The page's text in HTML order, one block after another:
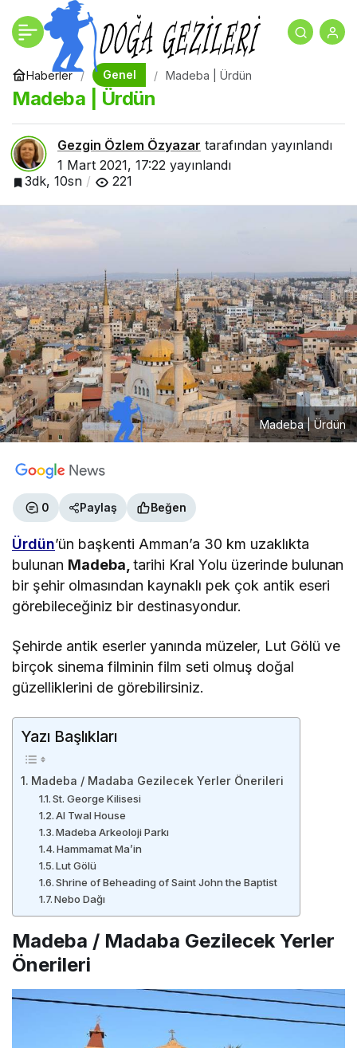
Haberler Genel Madeba | Ürdün
Madeba | Ürdün
Gezgin Özlem Özyazar tarafından yayınlandı
1 Mart 2021, 17:22 yayınlandı
3dk, 10sn
221
Madeba | Ürdün
0 Paylaş Beğen
Ürdün’ün başkenti Amman’a 30 km uzaklıkta
bulunan Madeba,tarihi Kral Yolu üzerinde bulunan
bir şehir olmasından kaynaklı pek çok antik eseri
görebileceğiniz bir destinasyondur.
Şehirde antik eserler yanında müzeler, Lut Gölü ve
birçok sinema filminin film seti olmuş doğal
güzelliklerini de görebilirsiniz.
Yazı Başlıkları
Madeba / Madaba Gezilecek Yerler Önerileri
St. George Kilisesi
Al Twal House
Madeba Arkeoloji Parkı
Hammamat Ma’in
Lut Gölü
Shrine of Beheading of Saint John the Baptist
Nebo Dağı
Madeba / Madaba Gezilecek Yerler
Önerileri
Ürdün + - Paylaş